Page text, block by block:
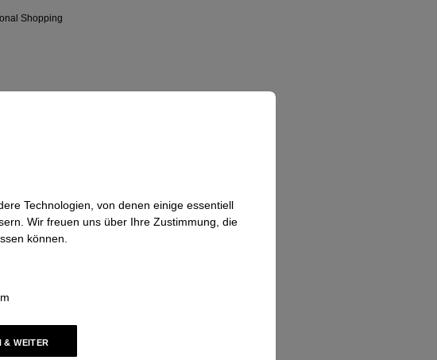
Shopping
Technologien, von denen einige essentiell
Wir freuen uns über Ihre Zustimmung, die
können.
& WEITER